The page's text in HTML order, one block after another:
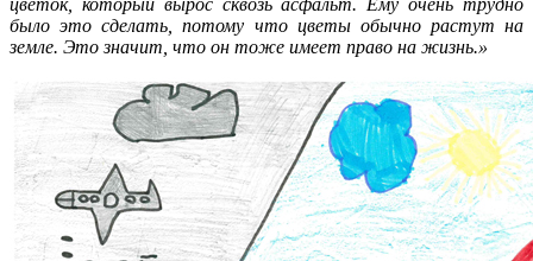
цветок, который вырос сквозь асфальт. Ему очень трудно
было это сделать, потому что цветы обычно растут на
земле. Это значит, что он тоже имеет право на жизнь.»